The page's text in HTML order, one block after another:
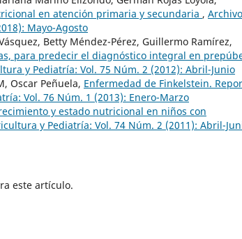
en atención primaria y secundaria ,
Mayo-Agosto
Betty Méndez-Pérez, Guillermo Ramírez,
para predecir el diagnóstico integral en
y Pediatría: Vol. 75 Núm. 2 (2012): Abril-Junio
Oscar Peñuela, Enfermedad de Finkelstein.
Vol. 76 Núm. 1 (2013): Enero-Marzo
y estado nutricional en niños con
y Pediatría: Vol. 74 Núm. 2 (2011): Abril-
este artículo.